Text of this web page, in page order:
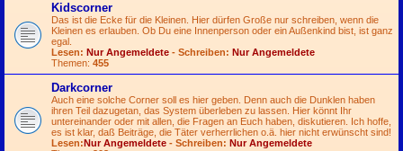
Kidscorner
Das ist die Ecke für die Kleinen. Hier dürfen Große nur schreiben, wenn die
Kleinen es erlauben. Ob Du eine Innenperson oder ein Außenkind bist, ist ganz
egal.
Lesen: Nur Angemeldete - Schreiben: Nur Angemeldete
Themen: 455
Darkcorner
Auch eine solche Corner soll es hier geben. Denn auch die Dunklen haben
ihren Teil dazugetan, das System überleben zu lassen. Hier könnt Ihr
untereinander oder mit allen, die Fragen an Euch haben, diskutieren. Ich hoffe,
es ist klar, daß Beiträge, die Täter verherrlichen o.ä. hier nicht erwünscht sind!
Lesen:Nur Angemeldete - Schreiben: Nur Angemeldete